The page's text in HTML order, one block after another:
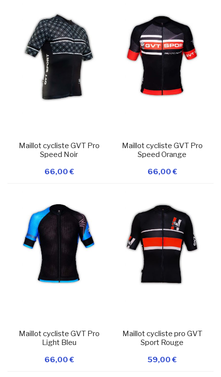
Ajouter au panier
Ajouter à ma
Maillot cycliste GVT Pro
Speed Noir
66,00 €
Ajouter à ma
Maillot cycliste GVT Pro
Speed Orange
66,00 €
Ajouter à ma
Maillot cycliste GVT Pro
Light Bleu
66,00 €
Ajouter à ma
Maillot cycliste pro GVT
Sport Rouge
59,00 €